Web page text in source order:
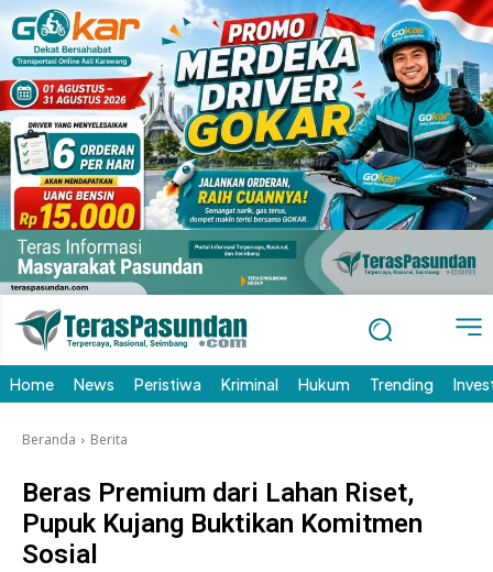
Home News Peristiwa Kriminal Hukum Trending
Beranda Berita
Beras Premium dari Lahan Riset,
Pupuk Kujang Buktikan Komitmen
Sosial